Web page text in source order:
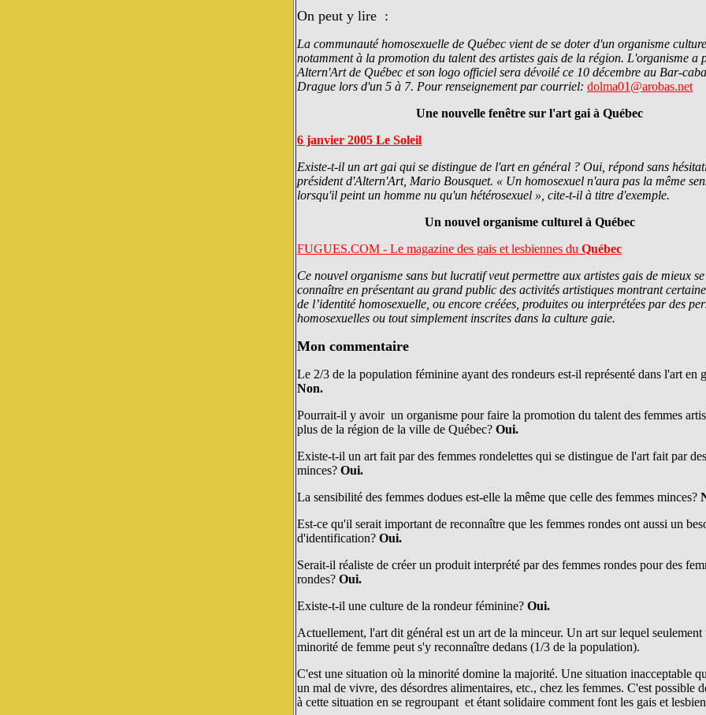
On peut y lire :
La communauté homosexuelle de Québec vient de se doter d'un organisme
notamment à la promotion du talent des artistes gais de la région. L'organisme a
Altern'Art de Québec et son logo officiel sera dévoilé ce 10 décembre au Bar-
Drague lors d'un 5 à 7. Pour renseignement par courriel: dolma01@arobas.net
Une nouvelle fenêtre sur l'art gai à Québec
6 janvier 2005 Le Soleil
Existe-t-il un art gai qui se distingue de l'art en général ? Oui, répond sans
président d'Altern'Art, Mario Bousquet. « Un homosexuel n'aura pas la même
lorsqu'il peint un homme nu qu'un hétérosexuel », cite-t-il à titre d'exemple.
Un nouvel organisme culturel à Québec
FUGUES.COM - Le magazine des gais et lesbiennes du Québec
Ce nouvel organisme sans but lucratif veut permettre aux artistes gais de mieux
connaître en présentant au grand public des activités artistiques montrant
de l’identité homosexuelle, ou encore créées, produites ou interprétées par des
homosexuelles ou tout simplement inscrites dans la culture gaie.
Mon commentaire
Le 2/3 de la population féminine ayant des rondeurs est-il représenté dans l'art en
Non.
Pourrait-il y avoir un organisme pour faire la promotion du talent des femmes
plus de la région de la ville de Québec? Oui.
Existe-t-il un art fait par des femmes rondelettes qui se distingue de l'art fait par
minces? Oui.
La sensibilité des femmes dodues est-elle la même que celle des femmes minces?
Est-ce qu'il serait important de reconnaître que les femmes rondes ont aussi un
d'identification? Oui.
Serait-il réaliste de créer un produit interprété par des femmes rondes pour des
rondes? Oui.
Existe-t-il une culture de la rondeur féminine? Oui.
Actuellement, l'art dit général est un art de la minceur. Un art sur lequel seulement
minorité de femme peut s'y reconnaître dedans (1/3 de la population).
C'est une situation où la minorité domine la majorité. Une situation inacceptable
un mal de vivre, des désordres alimentaires, etc., chez les femmes. C'est possible
à cette situation en se regroupant et étant solidaire comment font les gais et